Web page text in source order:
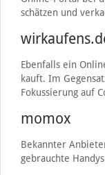
schätzen und
Ebenfalls ein
kauft. Im
Fokussierung auf
momox
Bekannter
gebrauchte